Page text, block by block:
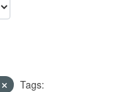
Tags: